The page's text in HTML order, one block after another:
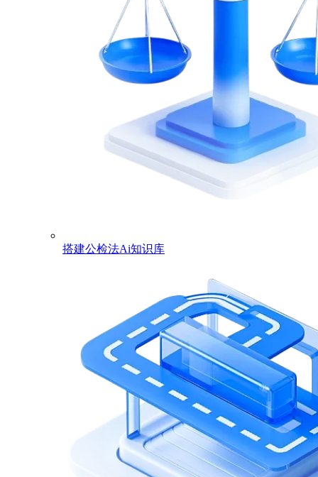
搭建公检法Ai知识库